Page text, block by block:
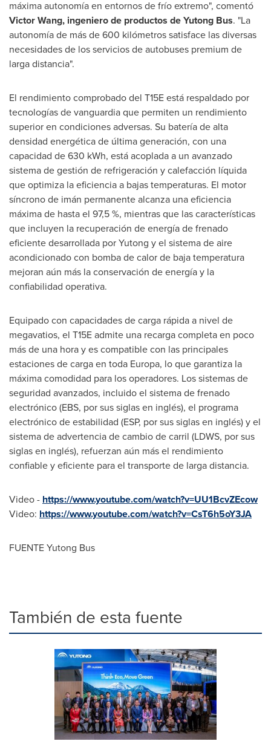
máxima autonomía en entornos de frío extremo", comentó
Victor Wang, ingeniero de productos de Yutong Bus. "La
autonomía de más de 600 kilómetros satisface las diversas
necesidades de los servicios de autobuses premium de
larga distancia".
El rendimiento comprobado del T15E está respaldado por
tecnologías de vanguardia que permiten un rendimiento
superior en condiciones adversas. Su batería de alta
densidad energética de última generación, con una
capacidad de 630 kWh, está acoplada a un avanzado
sistema de gestión de refrigeración y calefacción líquida
que optimiza la eficiencia a bajas temperaturas. El motor
síncrono de imán permanente alcanza una eficiencia
máxima de hasta el 97,5 %, mientras que las características
que incluyen la recuperación de energía de frenado
eficiente desarrollada por Yutong y el sistema de aire
acondicionado con bomba de calor de baja temperatura
mejoran aún más la conservación de energía y la
confiabilidad operativa.
Equipado con capacidades de carga rápida a nivel de
megavatios, el T15E admite una recarga completa en poco
más de una hora y es compatible con las principales
estaciones de carga en toda Europa, lo que garantiza la
máxima comodidad para los operadores. Los sistemas de
seguridad avanzados, incluido el sistema de frenado
electrónico (EBS, por sus siglas en inglés), el programa
electrónico de estabilidad (ESP, por sus siglas en inglés) y el
sistema de advertencia de cambio de carril (LDWS, por sus
siglas en inglés), refuerzan aún más el rendimiento
confiable y eficiente para el transporte de larga distancia.
Video - https://www.youtube.com/watch?v=UU1BcvZEcow
Video: https://www.youtube.com/watch?v=CsT6h5oY3JA
FUENTE Yutong Bus
También de esta fuente